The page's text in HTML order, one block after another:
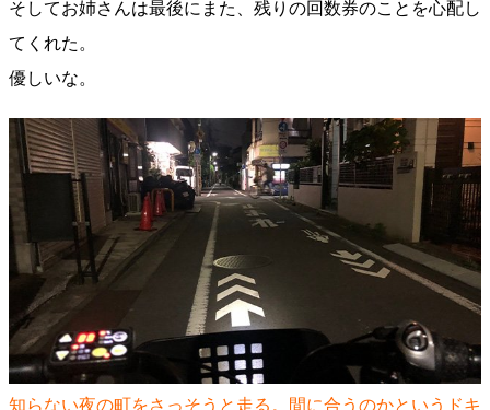
そしてお姉さんは最後にまた、残りの回数券のことを心配し
てくれた。
優しいな。
知らない夜の町をさっそうと走る。間に合うのかというドキ